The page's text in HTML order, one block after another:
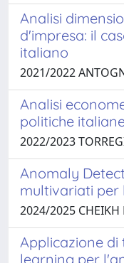
Analisi
d'impresa: il
italiano
2021/2022
Analisi
politiche
2022/2023
Anomaly
multivariati per
2024/2025 CHEIKH
Applicazione di
learning per